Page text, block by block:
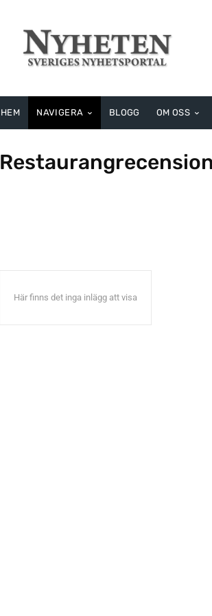
HEM NAVIGERA BLOGG OM OSS
Här finns det inga inlägg att visa